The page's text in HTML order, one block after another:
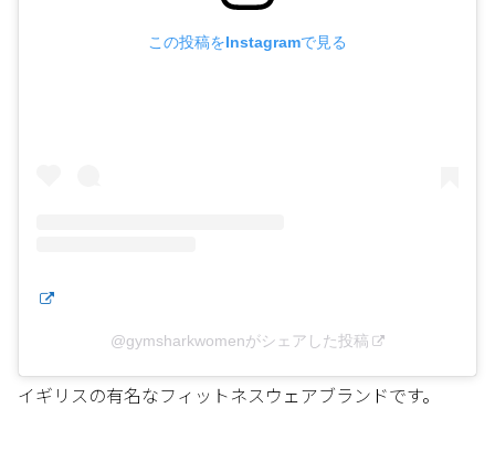
この投稿をInstagramで見る
@gymsharkwomenがシェアした投稿
イギリスの有名なフィットネスウェアブランドです。